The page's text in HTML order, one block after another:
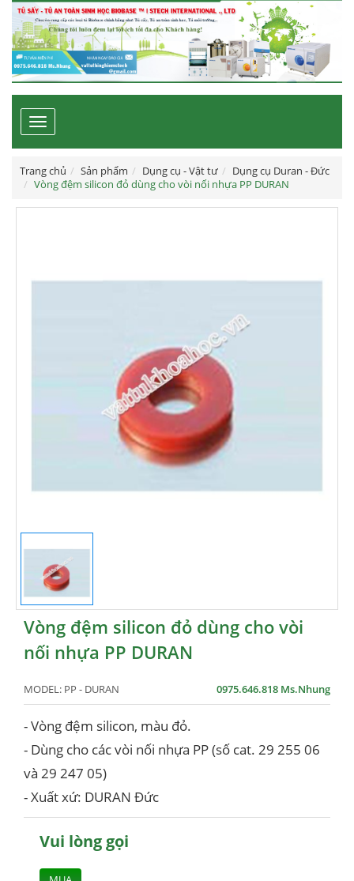
Toggle
navigation
Trang chủ Sản phẩm Dụng cụ - Vật tư
Dụng cụ Duran - Đức
Vòng đệm silicon đỏ dùng cho vòi nối nhựa PP DURAN
Vòng đệm silicon đỏ dùng cho vòi
nối nhựa PP DURAN
MODEL: PP - DURAN 0975.646.818 Ms.Nhung
- Vòng đệm silicon, màu đỏ.
- Dùng cho các vòi nối nhựa PP (số cat. 29 255 06
và 29 247 05)
- Xuất xứ: DURAN Đức
Vui lòng gọi